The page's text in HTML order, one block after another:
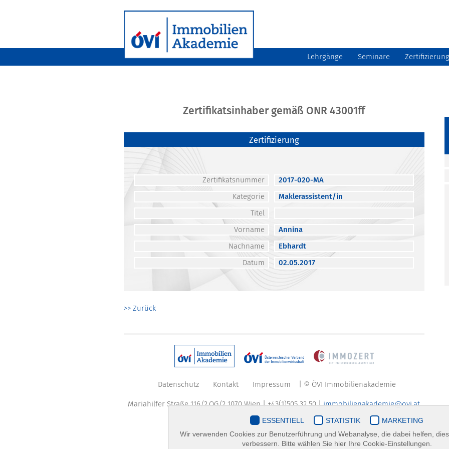
Lehrgänge Seminare Zertifizierung
Zertifikatsinhaber gemäß ONR 43001ff
Zertifizierung
Zertifikatsnummer
2017-020-MA
Kategorie
Maklerassistent/in
Titel
Vorname
Annina
Nachname
Ebhardt
Datum
02.05.2017
>> Zurück
Datenschutz Kontakt Impressum | © ÖVI Immobilienakademie
Mariahilfer Straße 116/2.OG/2 1070 Wien | +43(1)505 32 50 |immobilienakademie@ovi.at
ESSENTIELL STATISTIK
MARKETING
Wir verwenden Cookies zur Benutzerführung und Webanalyse, die dabei helfen,
verbessern. Bitte wählen Sie hier Ihre Cookie-Einstellungen.